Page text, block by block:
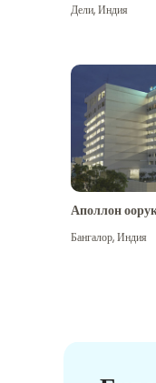
Дели,Индия
Аполлон
Бангалор,Индия